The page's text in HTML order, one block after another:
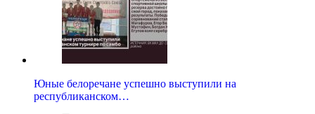
Юные белоречане успешно выступили на
республиканском…